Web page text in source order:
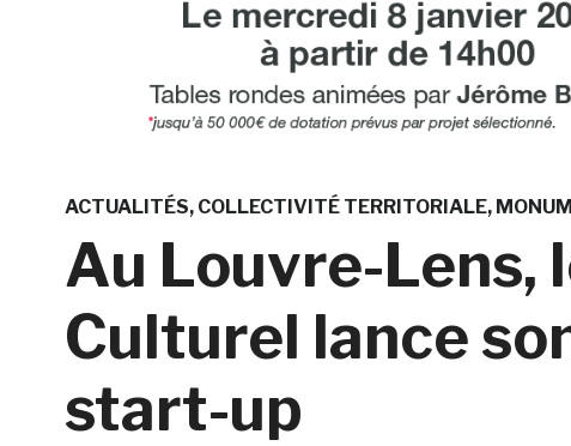
ACTUALITÉS COLLECTIVITÉ TERRITORIALE
Au Louvre-Lens,
Culturel lance
start-up